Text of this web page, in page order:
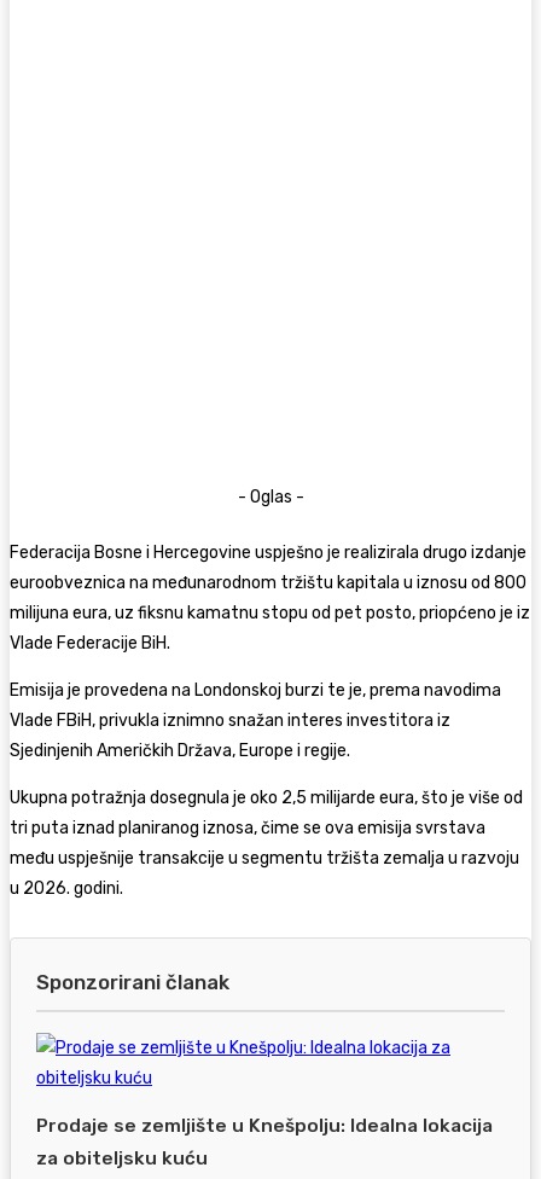
- Oglas -
Federacija Bosne i Hercegovine uspješno je realizirala drugo izdanje
euroobveznica na međunarodnom tržištu kapitala u iznosu od 800
milijuna eura, uz fiksnu kamatnu stopu od pet posto, priopćeno je iz
Vlade Federacije BiH.
Emisija je provedena na Londonskoj burzi te je, prema navodima
Vlade FBiH, privukla iznimno snažan interes investitora iz
Sjedinjenih Američkih Država, Europe i regije.
Ukupna potražnja dosegnula je oko 2,5 milijarde eura, što je više od
tri puta iznad planiranog iznosa, čime se ova emisija svrstava
među uspješnije transakcije u segmentu tržišta zemalja u razvoju
u 2026. godini.
Sponzorirani članak
Prodaje se zemljište u Knešpolju: Idealna lokacija
za obiteljsku kuću